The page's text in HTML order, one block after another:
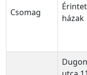
Csomag
házak